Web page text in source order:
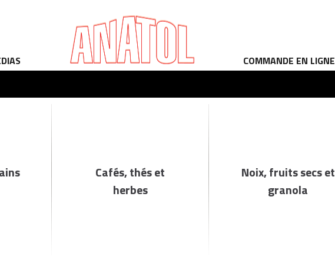
COMMANDE EN LIGNE
Cafés, thés et
herbes
Noix, fruits secs et
granola